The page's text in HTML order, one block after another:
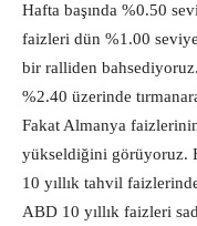
Hafta başında %0.50
faizleri dün %1.00
bir ralliden
%2.40 üzerinde
Fakat Almanya
yükseldiğini görüyoruz.
10 yıllık tahvil
ABD 10 yıllık faizleri